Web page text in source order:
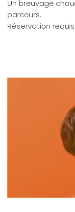
Un breuvage
parcours.
Réservation